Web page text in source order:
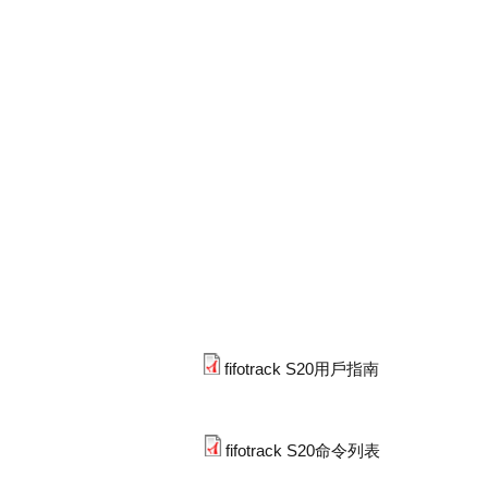
fifotrack S20用戶指南
fifotrack S20命令列表